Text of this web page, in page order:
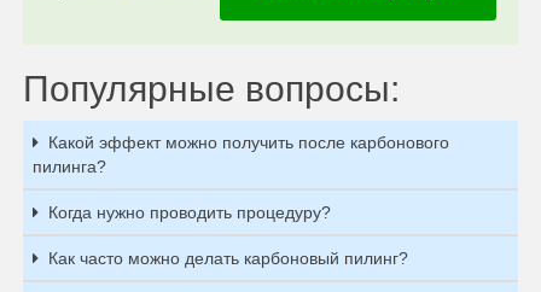
Популярные вопросы:
Какой эффект можно получить после карбонового
пилинга?
Когда нужно проводить процедуру?
Как часто можно делать карбоновый пилинг?